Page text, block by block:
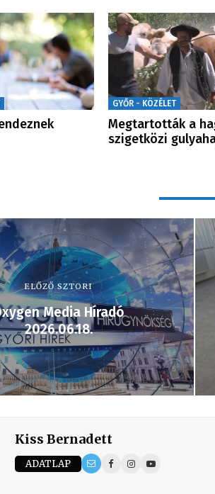
GYŐR - KÖZÉLET
Megtartották a
szigetközi
ELŐZŐ SZTORI
Media Híradó
2026.06.18.
Kiss Bernadett
ADATLAP